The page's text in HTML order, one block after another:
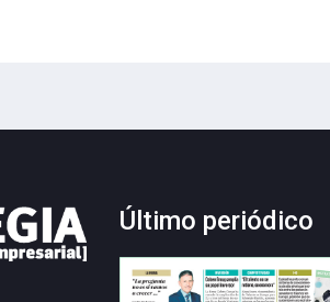
Último periódico